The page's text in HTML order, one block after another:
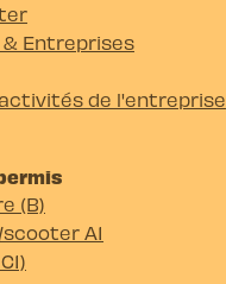
Entreprises
de l'entreprise
(B)
A1